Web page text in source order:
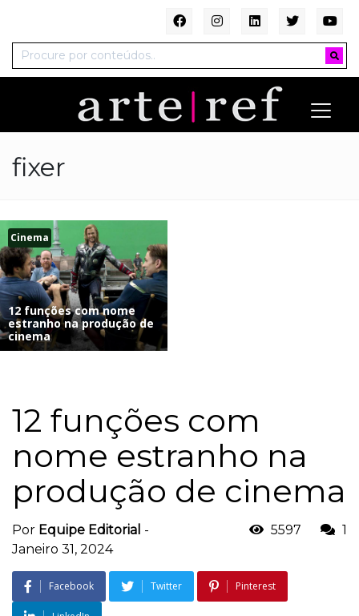
fixer
Cinema
12 funções com nome
estranho na produção de
cinema
12 funções com
nome estranho na
produção de cinema
Por Equipe Editorial -
Janeiro 31, 2024
5597 1
Facebook Twitter Pinterest